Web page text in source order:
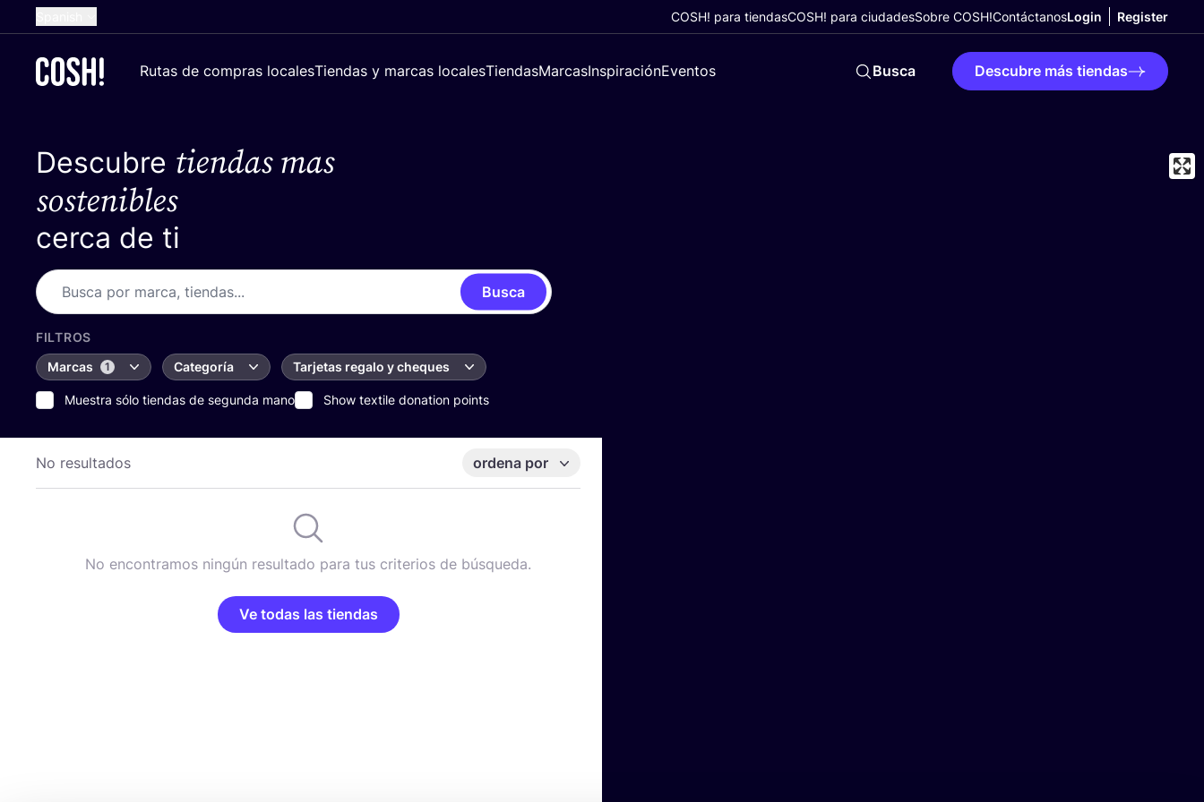
Dutch
German
COSH! para tiendasCOSH! para ciudadesSobre COSH!ContáctanosLogin Register
Rutas de compras localesTiendas y marcas localesTiendasMarcasInspiraciónEventos Busca Descubre más tiendas
Descubre tiendas mas
sostenibles
cerca de ti
Busca
FILTROS
Marcas
1 Categoría Tarjetas regalo y cheques
Muestra sólo tiendas de segunda mano Show textile donation points
No resultados ordena por
No encontramos ningún resultado para tus criterios de búsqueda.
Ve todas las tiendas